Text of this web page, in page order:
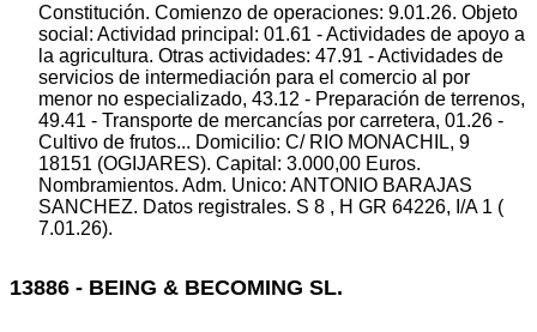
Constitución. Comienzo de operaciones: 9.01.26. Objeto
social: Actividad principal: 01.61 - Actividades de apoyo a
la agricultura. Otras actividades: 47.91 - Actividades de
servicios de intermediación para el comercio al por
menor no especializado, 43.12 - Preparación de terrenos,
49.41 - Transporte de mercancías por carretera, 01.26 -
Cultivo de frutos... Domicilio: C/ RIO MONACHIL, 9
18151 (OGIJARES). Capital: 3.000,00 Euros.
Nombramientos. Adm. Unico: ANTONIO BARAJAS
SANCHEZ. Datos registrales. S 8 , H GR 64226, I/A 1 (
7.01.26).
13886 - BEING & BECOMING SL.